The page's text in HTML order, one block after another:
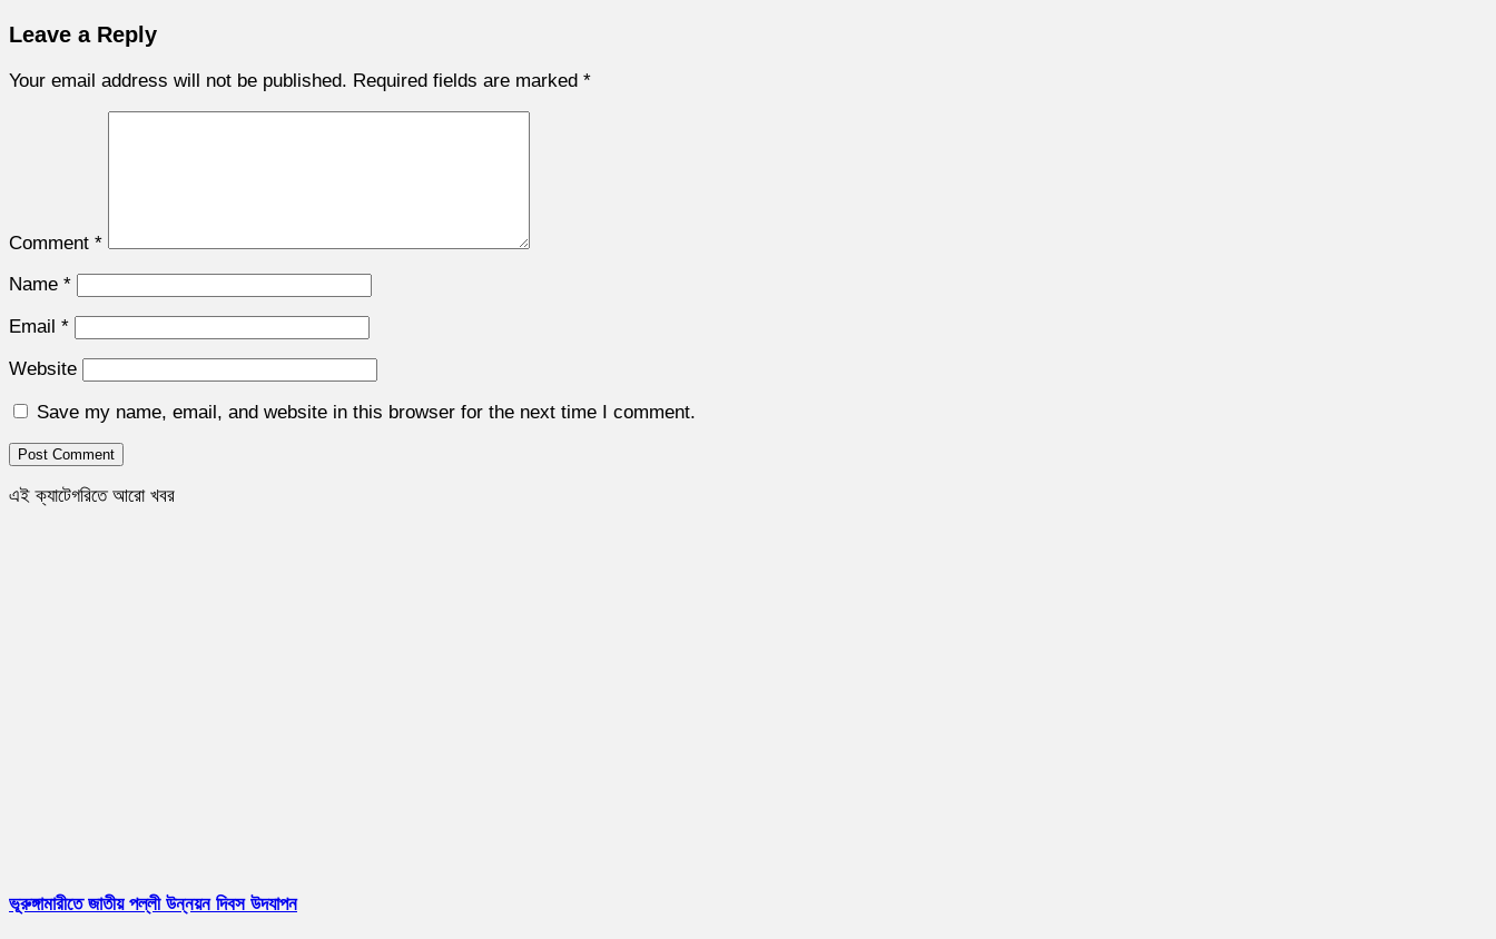
Leave a Reply
Your email address will not be published. Required fields are marked *
Comment *
Name *
Email *
Website
Save my name, email, and website in this browser for the next time I comment.
এই ক্যাটেগরিতে আরো খবর
ভূরুঙ্গামারীতে জাতীয় পল্লী উন্নয়ন দিবস উদযাপন